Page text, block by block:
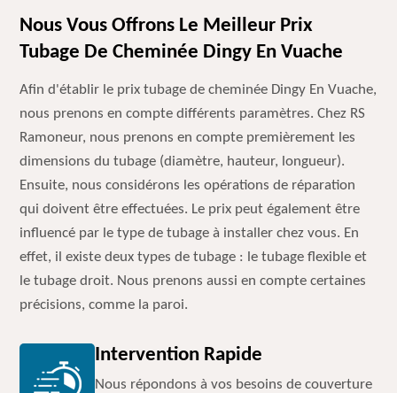
Nous Vous Offrons Le Meilleur Prix
Tubage De Cheminée Dingy En Vuache
Afin d'établir le prix tubage de cheminée Dingy En Vuache,
nous prenons en compte différents paramètres. Chez RS
Ramoneur, nous prenons en compte premièrement les
dimensions du tubage (diamètre, hauteur, longueur).
Ensuite, nous considérons les opérations de réparation
qui doivent être effectuées. Le prix peut également être
influencé par le type de tubage à installer chez vous. En
effet, il existe deux types de tubage : le tubage flexible et
le tubage droit. Nous prenons aussi en compte certaines
précisions, comme la paroi.
Intervention Rapide
Nous répondons à vos besoins de couverture